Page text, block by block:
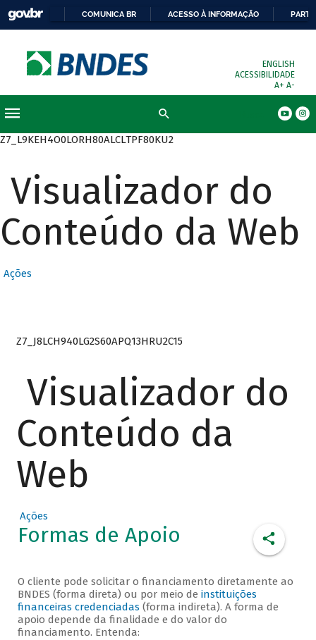
COMUNICA BR ACESSO À INFORMAÇÃO
ENGLISH
ACESSIBILIDADE
A+ A-
Z7_L9KEH4O0LORH80ALCLTPF80KU2
Visualizador do
Conteúdo da Web
Ações
Z7_J8LCH940LG2S60APQ13HRU2C15
Visualizador do
Conteúdo da
Web
Ações
Formas de Apoio
O cliente pode solicitar o financiamento diretamente ao
BNDES (forma direta) ou por meio de instituições
financeiras credenciadas (forma indireta). A forma de
apoio depende da finalidade e do valor do
financiamento. Entenda: